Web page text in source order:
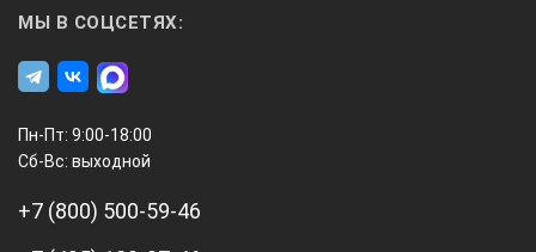
МЫ В СОЦСЕТЯХ:
Пн-Пт: 9:00-18:00
Сб-Вс: выходной
+7 (800) 500-59-46